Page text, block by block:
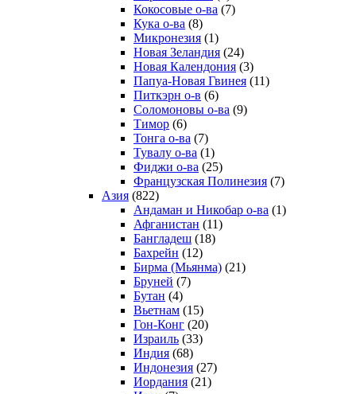
Кокосовые о-ва (7)
Кука о-ва (8)
Микронезия (1)
Новая Зеландия (24)
Новая Календония (3)
Папуа-Новая Гвинея (11)
Питкэрн о-в (6)
Соломоновы о-ва (9)
Тимор (6)
Тонга о-ва (7)
Тувалу о-ва (1)
Фиджи о-ва (25)
Французская Полинезия (7)
Азия (822)
Андаман и Никобар о-ва (1)
Афганистан (11)
Бангладеш (18)
Бахрейн (12)
Бирма (Мьянма) (21)
Бруней (7)
Бутан (4)
Вьетнам (15)
Гон-Конг (20)
Израиль (33)
Индия (68)
Индонезия (27)
Иордания (21)